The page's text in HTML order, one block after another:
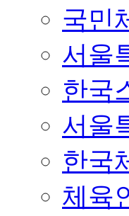
국민
서울
한국
서울
한국
체육